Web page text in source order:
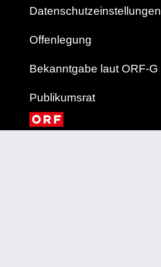
Datenschutzeinstellungen
Offenlegung
Bekanntgabe laut ORF-G
Publikumsrat